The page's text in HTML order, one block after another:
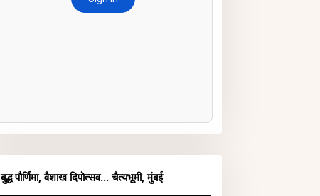
बुद्ध पौर्णिमा, वैशाख दिपोत्सव... चैत्यभूमी, मुंबई